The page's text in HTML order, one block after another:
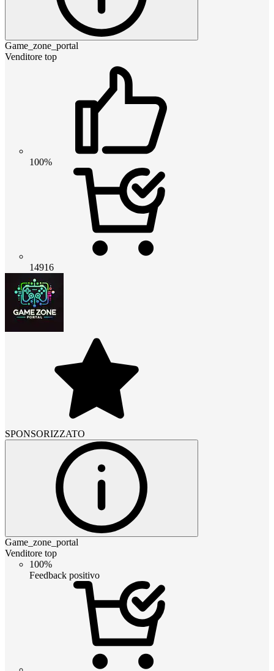
Game_zone_portal
Venditore top
100%
14916
SPONSORIZZATO
Game_zone_portal
Venditore top
100%
Feedback positivo